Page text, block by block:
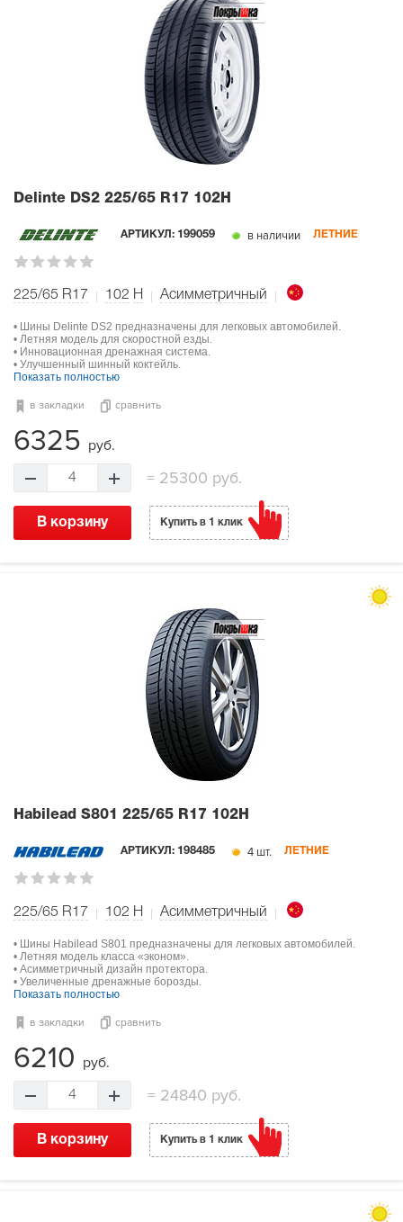
Delinte DS2 225/65 R17 102H
АРТИКУЛ: 199059 в наличии ЛЕТНИЕ
225/65 R17 102 H Асимметричный
• Шины Delinte DS2 предназначены для легковых автомобилей.
• Летняя модель для скоростной езды.
• Инновационная дренажная система.
• Улучшенный шинный коктейль.
Показать полностью
в закладки сравнить
6325 руб.
4 =25300 руб.
В корзину Купить в 1 клик
Habilead S801 225/65 R17 102H
АРТИКУЛ: 198485 4 шт. ЛЕТНИЕ
225/65 R17 102 H Асимметричный
• Шины Habilead S801 предназначены для легковых автомобилей.
• Летняя модель класса «эконом».
• Асимметричный дизайн протектора.
• Увеличенные дренажные борозды.
Показать полностью
в закладки сравнить
6210 руб.
4 =24840 руб.
В корзину Купить в 1 клик